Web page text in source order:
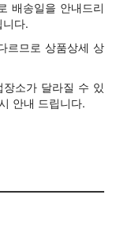
배송일을 안내드리
다.
르므로 상품상세 상
소가 달라질 수 있
안내 드립니다.